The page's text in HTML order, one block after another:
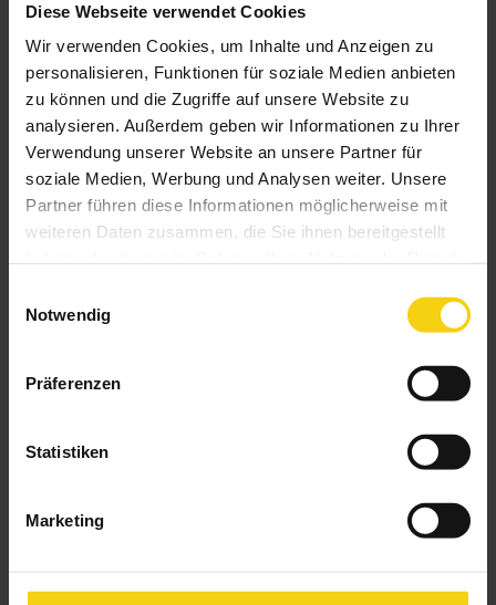
Diese Webseite verwendet Cookies
Wir verwenden Cookies, um Inhalte und Anzeigen zu
personalisieren, Funktionen für soziale Medien anbieten
zu können und die Zugriffe auf unsere Website zu
analysieren. Außerdem geben wir Informationen zu Ihrer
Verwendung unserer Website an unsere Partner für
soziale Medien, Werbung und Analysen weiter. Unsere
Partner führen diese Informationen möglicherweise mit
weiteren Daten zusammen, die Sie ihnen bereitgestellt
Notwendig
Präferenzen
Statistiken
Marketing
Insektenschutz-Drehtür